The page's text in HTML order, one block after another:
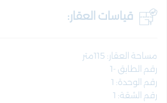
قياسات العقار:
مساحة العقار: 115متر
رقم الطابق -1
رقم الوحدة: 1
رقم الشقة: 1